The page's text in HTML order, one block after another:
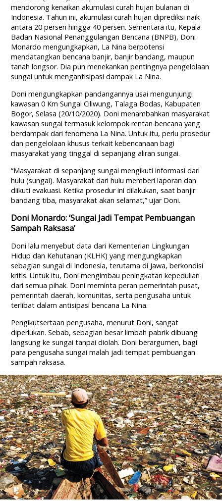
mendorong kenaikan akumulasi curah hujan bulanan di
Indonesia. Tahun ini, akumulasi curah hujan diprediksi naik
antara 20 persen hingga 40 persen. Sementara itu, Kepala
Badan Nasional Penanggulangan Bencana (BNPB), Doni
Monardo mengungkapkan, La Nina berpotensi
mendatangkan bencana banjir, banjir bandang, maupun
tanah longsor. Dia pun menekankan pentingnya pengelolaan
sungai untuk mengantisipasi dampak La Nina.
Doni mengungkapkan pandangannya usai mengunjungi
kawasan 0 Km Sungai Ciliwung, Talaga Bodas, Kabupaten
Bogor, Selasa (20/10/2020). Doni menambahkan masyarakat
kawasan sungai termasuk kelompok rentan bencana yang
berdampak dari fenomena La Nina. Untuk itu, perlu prosedur
dan pengelolaan khusus terkait kebencanaan bagi
masyarakat yang tinggal di sepanjang aliran sungai.
“Masyarakat di sepanjang sungai mengikuti informasi dari
hulu (sungai). Masyarakat dari hulu memberi laporan dan
diikuti evakuasi. Ketika prosedur ini dilakukan, saat banjir
bandang tiba, masyarakat akan selamat,” ujar Doni.
Doni Monardo: ‘Sungai Jadi Tempat Pembuangan
Sampah Raksasa’
Doni lalu menyebut data dari Kementerian Lingkungan
Hidup dan Kehutanan (KLHK) yang mengungkapkan
sebagian sungai di Indonesia, terutama di Jawa, berkondisi
kritis. Untuk itu, Doni mengimbau peningkatan kepedulian
dari semua pihak. Doni meminta peran pemerintah pusat,
pemerintah daerah, komunitas, serta pengusaha untuk
terlibat dalam antisipasi bencana La Nina.
Pengikutsertaan pengusaha, menurut Doni, sangat
diperlukan. Sebab, sebagian besar limbah pabrik dibuang
langsung ke sungai tanpai diolah. Doni berargumen, bagi
para pengusaha sungai malah jadi tempat pembuangan
sampah raksasa.